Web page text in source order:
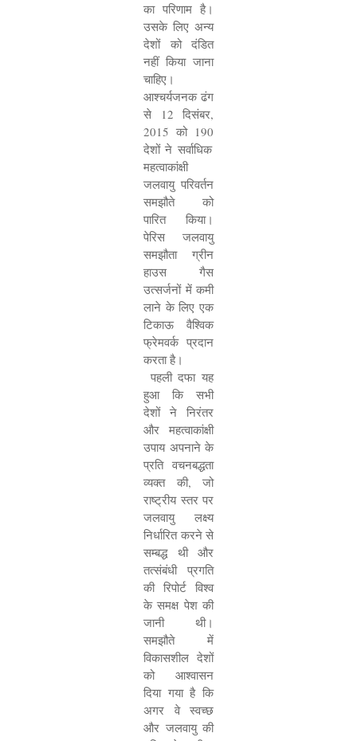
का परिणाम है।
उसके लिए अन्य
देशों को दंडित
नहीं किया जाना
चाहिए।
आश्चर्यजनक ढंग
से
12 दिसंबर,
2015 को 190
देशों ने सर्वाधिक
महत्वाकांक्षी
जलवायु परिवर्तन
समझौते को
पारित किया।
पेरिस जलवायु
समझौता ग्रीन
हाउस गैस
उत्सर्जनों में कमी
लाने के लिए एक
टिकाऊ वैश्विक
फ्रेमवर्क प्रदान
करता है।
पहली दफा यह
हुआ कि सभी
देशों ने निरंतर
और महत्वाकांक्षी
उपाय अपनाने के
प्रति वचनबद्धता
व्यक्त की, जो
राष्ट्रीय स्तर पर
जलवायु लक्ष्य
निर्धारित करने से
सम्बद्ध थी और
तत्संबंधी प्रगति
की रिपोर्ट विश्व
के समक्ष पेश की
जानी थी।
समझौते में
विकासशील देशों
को आश्वासन
दिया गया है कि
अगर वे स्वच्छ
और जलवायु की